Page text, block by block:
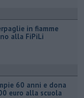
in fiamme
alla FiPiLi
60 anni e dona
euro alla scuola